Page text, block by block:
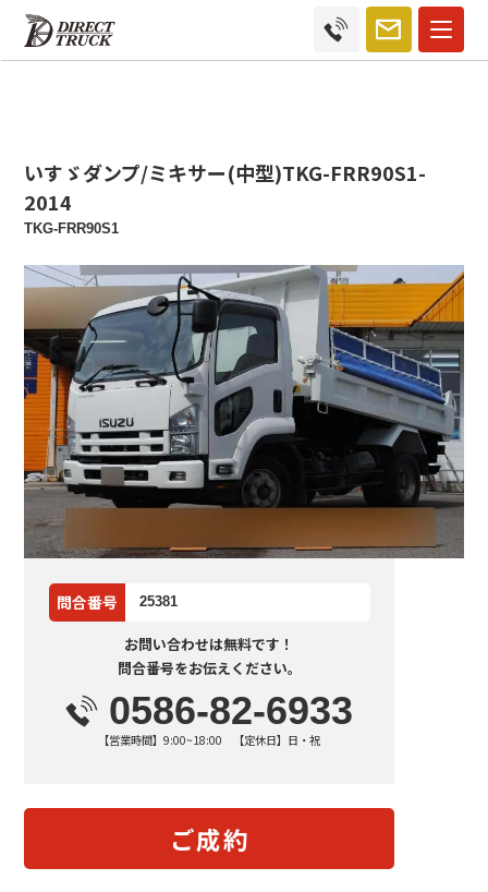
いすゞダンプ/ミキサー(中型)TKG-FRR90S1-
2014
TKG-FRR90S1
問合番号 25381
お問い合わせは無料です！
問合番号をお伝えください。
0586-82-6933
【営業時間】9:00~18:00 【定休日】日・祝
ご成約